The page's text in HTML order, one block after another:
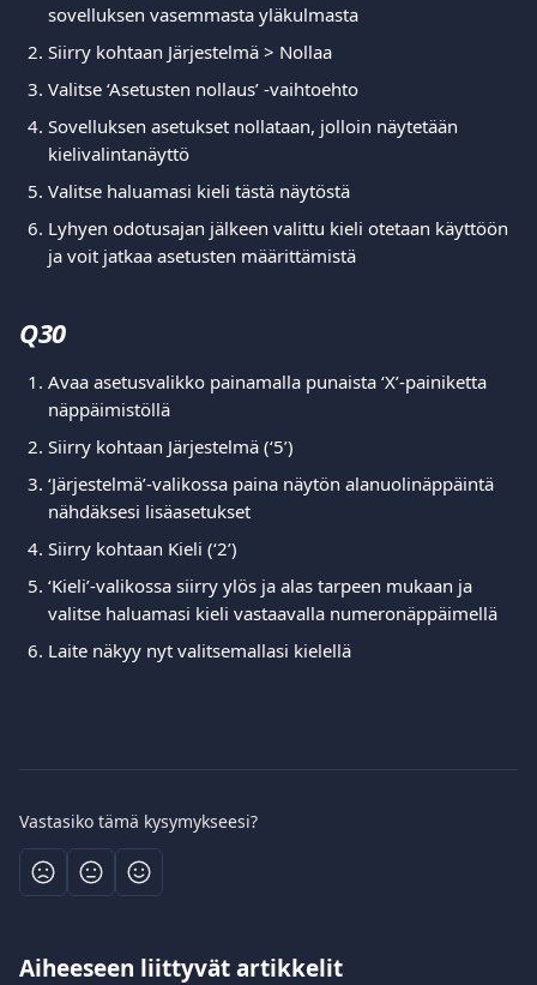
sovelluksen vasemmasta yläkulmasta
Siirry kohtaan Järjestelmä > Nollaa
Valitse ‘Asetusten nollaus’ -vaihtoehto
Sovelluksen asetukset nollataan, jolloin näytetään
kielivalintanäyttö
Valitse haluamasi kieli tästä näytöstä
Lyhyen odotusajan jälkeen valittu kieli otetaan käyttöön
ja voit jatkaa asetusten määrittämistä
Q30
Avaa asetusvalikko painamalla punaista ‘X’-painiketta
näppäimistöllä
Siirry kohtaan Järjestelmä (‘5’)
‘Järjestelmä’-valikossa paina näytön alanuolinäppäintä
nähdäksesi lisäasetukset
Siirry kohtaan Kieli (‘2’)
‘Kieli’-valikossa siirry ylös ja alas tarpeen mukaan ja
valitse haluamasi kieli vastaavalla numeronäppäimellä
Laite näkyy nyt valitsemallasi kielellä
Vastasiko tämä kysymykseesi?
Aiheeseen liittyvät artikkelit